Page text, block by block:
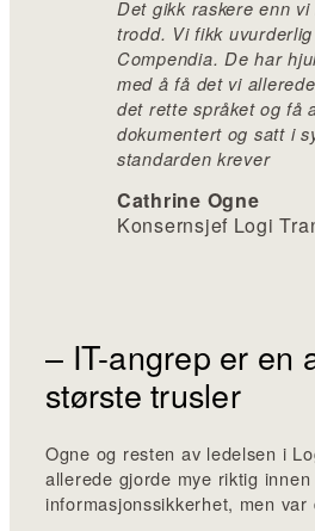
Det gikk raskere enn vi
trodd. Vi fikk
Compendia. De har
med å få det vi
det rette språket og få
dokumentert og satt i
standarden krever
Cathrine Ogne
Konsernsjef Logi
– IT-angrep er en
største trusler
Ogne og resten av ledelsen i
allerede gjorde mye riktig innen
informasjonssikkerhet, men var